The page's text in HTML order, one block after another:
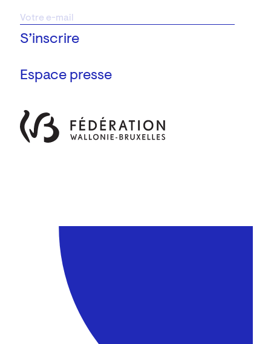
Espace presse